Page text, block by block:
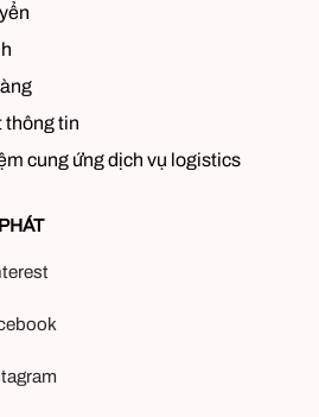
thông tin
cung ứng dịch vụ logistics